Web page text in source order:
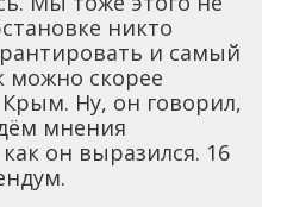
никто
и самый
можно скорее
Ну, он говорил,
мнения
он выразился. 16